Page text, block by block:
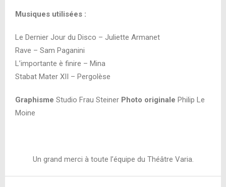
Musiques utilisées :
Le Dernier Jour du Disco – Juliette Armanet
Rave – Sam Paganini
L’importante è finire – Mina
Stabat Mater XII – Pergolèse
Graphisme Studio Frau Steiner Photo originale Philip Le
Moine
Un grand merci à toute l’équipe du Théâtre Varia.